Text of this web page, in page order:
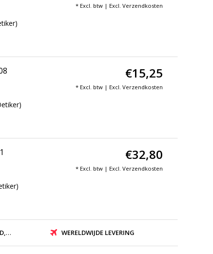
* Excl. btw | Excl. Verzendkosten
€15,25
* Excl. btw | Excl. Verzendkosten
€32,80
* Excl. btw | Excl. Verzendkosten
WERELDWIJDE LEVERING